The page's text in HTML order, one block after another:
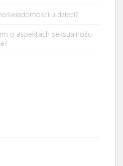
u dzieci?
o aspektach seksualności